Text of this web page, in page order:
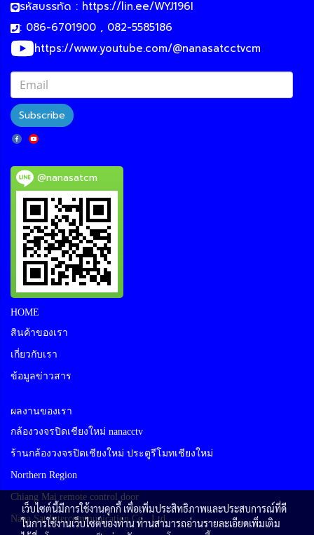
รหัสบรรทัด : https://lin.ee/WYJ196I
: 086-6701900 , 082-5585186
https://www.youtube.com/@nanasatcctvcm
Subscribe
@nanasatcm
HOME
สินค้าของเรา
เกี่ยวกับเรา
ข้อมูลข่าวสาร
ผลงานของเรา
กล้องวงจรปิดเชียงใหม่ nanacctv
ร้านกล้องวงจรปิดเชียงใหม่ ประตูรีโมทเชียงใหม่
Northern Region
Chiang Mai remote control door
Nana Sat Intercommunication Co., Ltd
เว็บไซต์นี้มีการใช้งานคุกกี้ เพื่อเพิ่มประสิทธิภาพและประสบการณ์ที่ดี
ในการใช้งานเว็บไซต์ของท่าน ท่านสามารถอ่านรายละเอียดเพิ่มเติม